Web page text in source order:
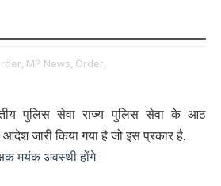
MP News, Order,
पुलिस सेवा राज्य पुलिस सेवा के आठ
जारी किया गया है जो इस प्रकार है.
मयंक अवस्थी होंगे